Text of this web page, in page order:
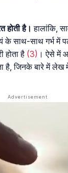
होती है। हालांकि,
के साथ-साथ गर्भ
होता है (3) । ऐसे में
जिनके बारे में लेख